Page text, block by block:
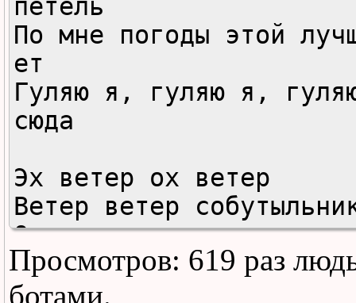
петель
По мне погоды этой
ет
Гуляю я, гуляю я,
сюда
Эх ветер ох ветер
Ветер ветер
Ответь за что мне дали
подзатыльник
Эх ветер ветер ветер
Просмотров: 619 раз
ботами.